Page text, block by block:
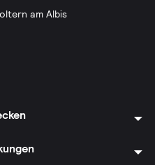
am Albis